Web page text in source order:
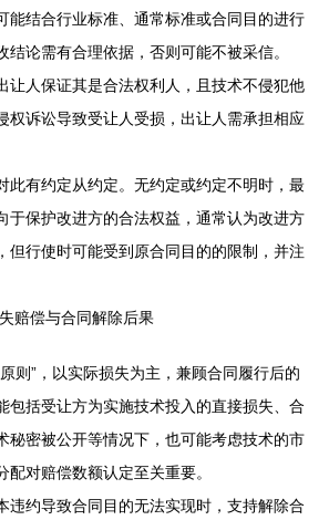
能结合行业标准、通常标准或合同目的进行
结论需有合理依据，否则可能不被采信。
让人保证其是合法权利人，且技术不侵犯他
权诉讼导致受让人受损，出让人需承担相应
此有约定从约定。无约定或约定不明时，最
于保护改进方的合法权益，通常认为改进方
但行使时可能受到原合同目的的限制，并注
赔偿与合同解除后果
原则”，以实际损失为主，兼顾合同履行后的
包括受让方为实施技术投入的直接损失、合
秘密被公开等情况下，也可能考虑技术的市
对赔偿数额认定至关重要。
违约导致合同目的无法实现时，支持解除合